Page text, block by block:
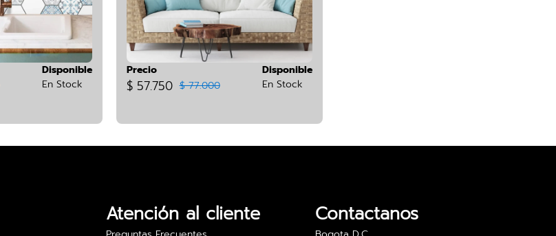
Disponible
En Stock
Precio
$ 57.750 $ 77.000
Disponible
En Stock
Atención al cliente Contactanos